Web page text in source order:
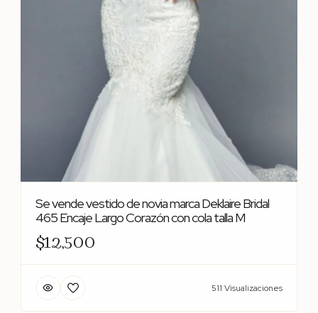
Se vende vestido de novia marca Deklaire Bridal
465 Encaje Largo Corazón con cola talla M
$12,500
511 Visualizaciones